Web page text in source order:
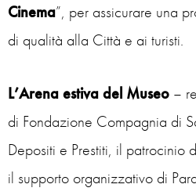
Cinema”, per assicurare una
di qualità alla Città e ai turisti.
L’Arena estiva del Museo –
di Fondazione Compagnia di
Depositi e Prestiti, il patrocinio
il supporto organizzativo di